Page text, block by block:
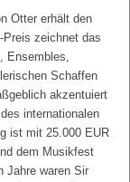
Otter erhält den
zeichnet das
Ensembles,
Schaffen
akzentuiert
internationalen
ist mit 25.000 EUR
dem Musikfest
Jahre waren Sir